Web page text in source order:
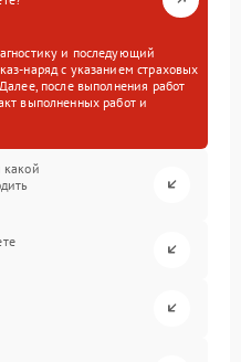
и последующий
наряд с указанием страховых
после выполнения работ
выполненных работ и
какой